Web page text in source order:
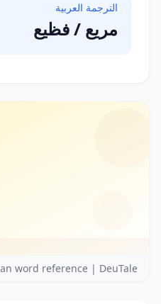
الترجمة العربية
مريع / فظيع
word reference | DeuTale